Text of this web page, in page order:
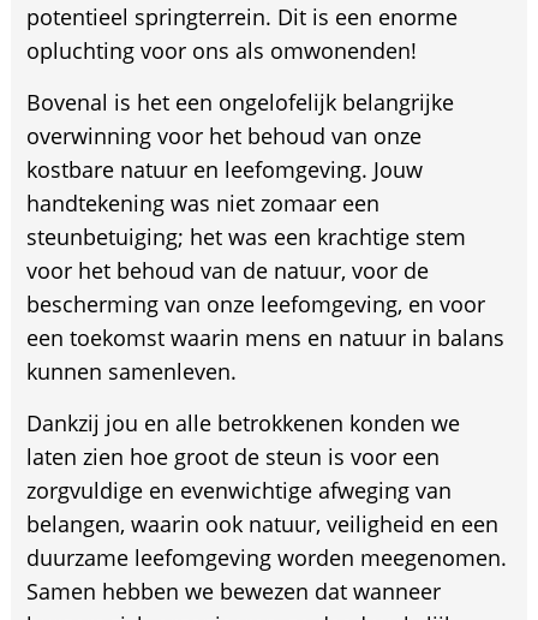
potentieel springterrein. Dit is een enorme
opluchting voor ons als omwonenden!
Bovenal is het een ongelofelijk belangrijke
overwinning voor het behoud van onze
kostbare natuur en leefomgeving. Jouw
handtekening was niet zomaar een
steunbetuiging; het was een krachtige stem
voor het behoud van de natuur, voor de
bescherming van onze leefomgeving, en voor
een toekomst waarin mens en natuur in balans
kunnen samenleven.
Dankzij jou en alle betrokkenen konden we
laten zien hoe groot de steun is voor een
zorgvuldige en evenwichtige afweging van
belangen, waarin ook natuur, veiligheid en een
duurzame leefomgeving worden meegenomen.
Samen hebben we bewezen dat wanneer